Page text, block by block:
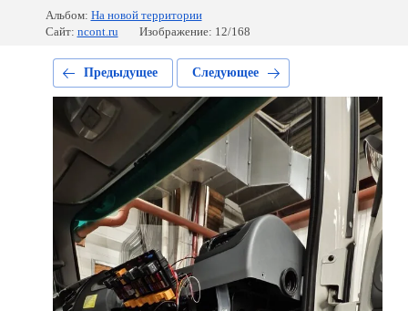
Альбом: На новой территории
Сайт: ncont.ru Изображение: 12/168
Предыдущее Следующее